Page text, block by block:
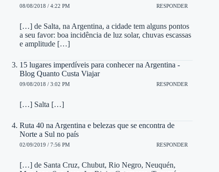
08/08/2018 / 4:22 PM RESPONDER
[…] de Salta, na Argentina, a cidade tem alguns pontos
a seu favor: boa incidência de luz solar, chuvas escassas
e amplitude […]
15 lugares imperdíveis para conhecer na Argentina -
Blog Quanto Custa Viajar
09/08/2018 / 3:02 PM RESPONDER
[…] Salta […]
Ruta 40 na Argentina e belezas que se encontra de
Norte a Sul no país
02/09/2019 / 7:56 PM RESPONDER
[…] de Santa Cruz, Chubut, Rio Negro, Neuquén,